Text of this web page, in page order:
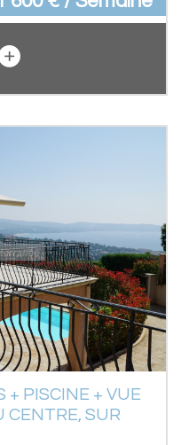
+ PISCINE + VUE
CENTRE, SUR